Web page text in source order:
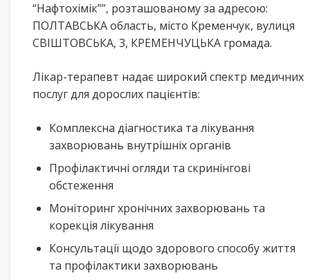
“Нафтохімік””, розташованому за адресою:
ПОЛТАВСЬКА область, місто Кременчук, вулиця
СВІШТОВСЬКА, 3, КРЕМЕНЧУЦЬКА громада.
Лікар-терапевт надає широкий спектр медичних
послуг для дорослих пацієнтів:
Комплексна діагностика та лікування
захворювань внутрішніх органів
Профілактичні огляди та скринінгові
обстеження
Моніторинг хронічних захворювань та
корекція лікування
Консультації щодо здорового способу життя
та профілактики захворювань